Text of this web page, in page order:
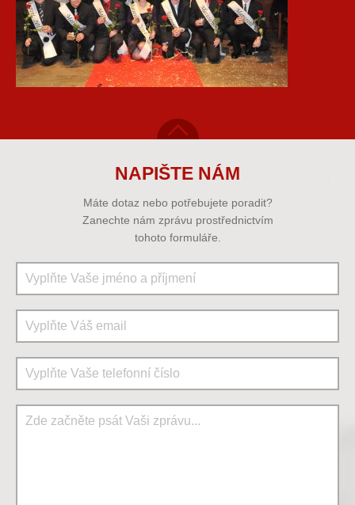
NAPIŠTE NÁM
Máte dotaz nebo potřebujete poradit?
Zanechte nám zprávu prostřednictvím
tohoto formuláře.